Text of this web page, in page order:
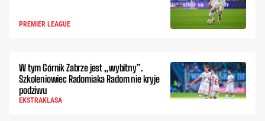
PREMIER LEAGUE
W tym Górnik Zabrze jest „wybitny”.
Szkoleniowiec Radomiaka Radom nie kryje
podziwu
EKSTRAKLASA